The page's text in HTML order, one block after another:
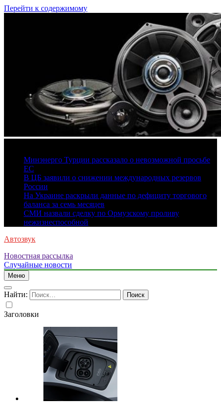
Перейти к содержимому
Минэнерго Турции рассказало о невозможной просьбе
ЕС
В ЦБ заявили о снижении международных резервов
России
На Украине раскрыли данные по дефициту торгового
баланса за семь месяцев
СМИ назвали сделку по Ормузскому проливу
нежизнеспособной
Автозвук
Новостная рассылка
Случайные новости
Меню
Найти:
Заголовки